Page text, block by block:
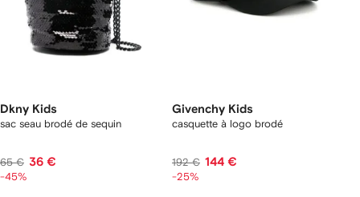
Dkny Kids
sac seau brodé de sequin
65 € 36 €
-45%
Givenchy Kids
casquette à logo brodé
192 € 144 €
-25%